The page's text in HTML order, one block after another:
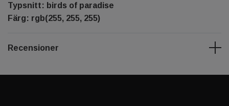
Typsnitt: birds of paradise
Färg: rgb(255, 255, 255)
Recensioner